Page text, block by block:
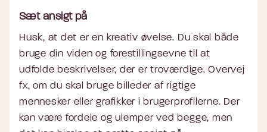
Sæt ansigt på
Husk, at det er en kreativ øvelse. Du skal både
bruge din viden og forestillingsevne til at
udfolde beskrivelser, der er troværdige. Overvej
fx, om du skal bruge billeder af rigtige
mennesker eller grafikker i brugerprofilerne. Der
kan være fordele og ulemper ved begge, men